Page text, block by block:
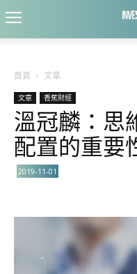
首頁 文章
文章 香蕉財經
溫冠麟：思
配置的重要
2019-11-01